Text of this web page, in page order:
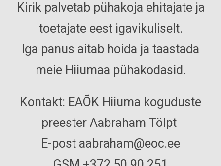
Kirik palvetab pühakoja ehitajate ja
toetajate eest igavikuliselt.
Iga panus aitab hoida ja taastada
meie Hiiumaa pühakodasid.
Kontakt: EAÕK Hiiuma koguduste
preester Aabraham Tölpt
E-post aabraham@eoc.ee